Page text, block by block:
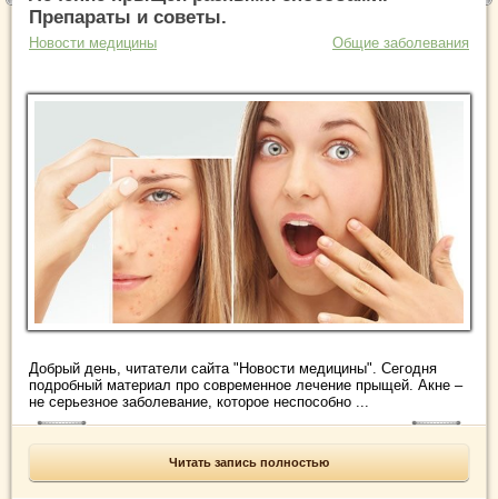
Препараты и советы.
Новости медицины Общие заболевания
Добрый день, читатели сайта "Новости медицины". Сегодня
подробный материал про современное лечение прыщей. Акне –
не серьезное заболевание, которое неспособно ...
Читать запись полностью